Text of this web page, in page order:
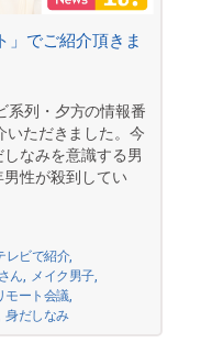
」でご紹介頂きま
系列・夕方の情報番
いただきました。今
なみを意識する男
性が殺到してい
レビで紹介,
ん, メイク男子,
モート会議,
身だしなみ